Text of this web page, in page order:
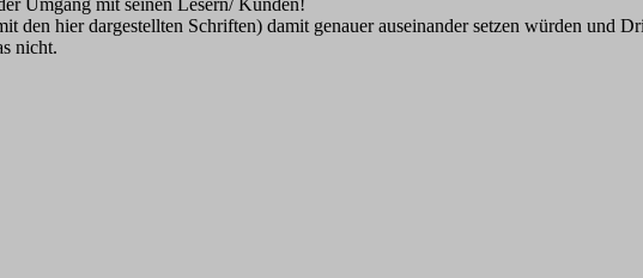
Umgang mit seinen Lesern/ Kunden!
den hier dargestellten Schriften) damit genauer auseinander setzen würden und
nicht.